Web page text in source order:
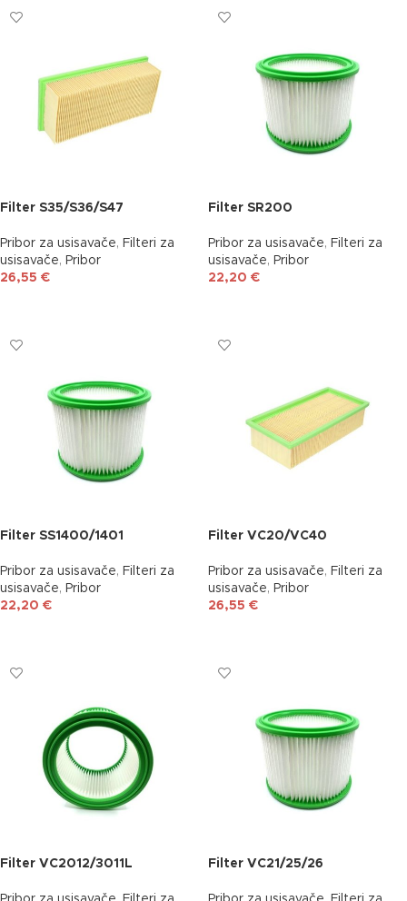
Filter S35/S36/S47
Pribor za usisavače, Filteri za
usisavače, Pribor
26,55 €
Filter SR200
Pribor za usisavače, Filteri za
usisavače, Pribor
22,20 €
Filter SS1400/1401
Pribor za usisavače, Filteri za
usisavače, Pribor
22,20 €
Filter VC20/VC40
Pribor za usisavače, Filteri za
usisavače, Pribor
26,55 €
Filter VC2012/3011L Filter VC21/25/26